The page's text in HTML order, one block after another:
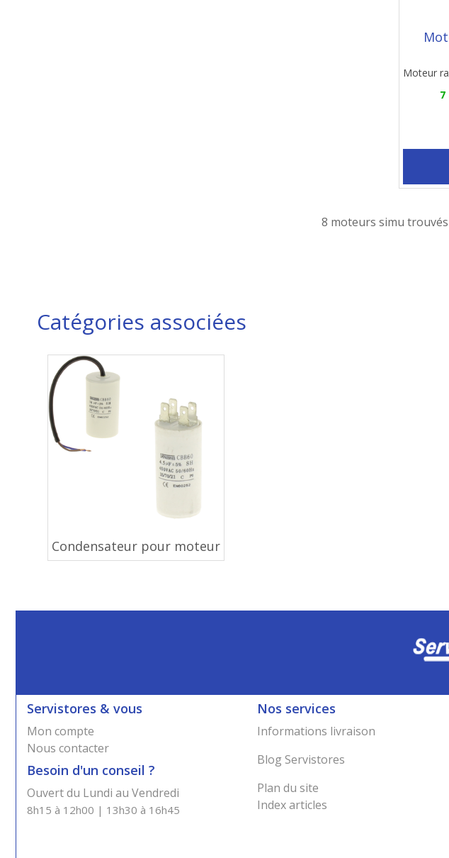
Moteur
8 moteurs simu trouvés
Catégories associées
Condensateur pour moteur
Servistores & vous
Mon compte
Nous contacter
Besoin d'un conseil ?
Ouvert du Lundi au Vendredi
8h15 à 12h00 | 13h30 à 16h45
Nos services
Informations livraison
Blog Servistores
Plan du site
Index articles